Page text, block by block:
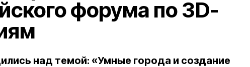
форума по 3D-
над темой: «Умные города и создание